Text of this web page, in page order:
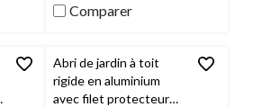
Comparer
Abri de jardin à toit
rigide en aluminium
avec filet protecteur